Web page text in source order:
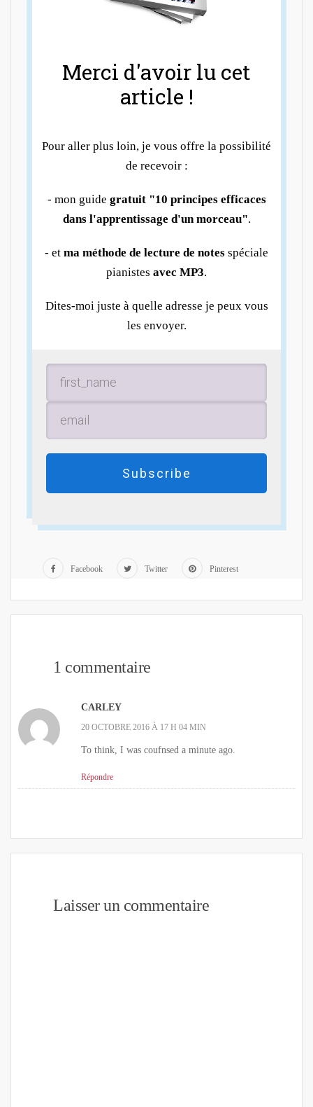
Merci d'avoir lu cet
article !
Pour aller plus loin, je vous offre la possibilité
de recevoir :
- mon guide gratuit "10 principes efficaces
dans l'apprentissage d'un morceau".
- et ma méthode de lecture de notes spéciale
pianistes avec MP3.
Dites-moi juste à quelle adresse je peux vous
les envoyer.
Subscribe
Facebook Twitter Pinterest
1 commentaire
CARLEY
20 OCTOBRE 2016 À 17 H 04 MIN
To think, I was coufnsed a minute ago.
Répondre
Laisser un commentaire